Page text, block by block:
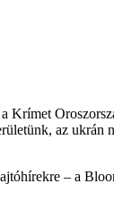
Krímet
az ukrán
– a